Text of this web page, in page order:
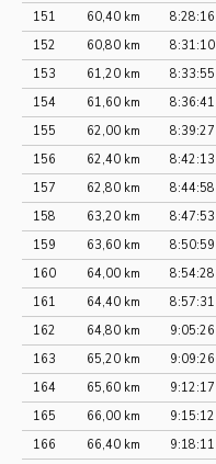
151
60,40 km 8:28:16
152
60,80 km 8:31:10
153
61,20 km 8:33:55
154
61,60 km 8:36:41
155
62,00 km 8:39:27
156
62,40 km 8:42:13
157
62,80 km 8:44:58
158
63,20 km 8:47:53
159
63,60 km 8:50:59
160
64,00 km 8:54:28
161
64,40 km 8:57:31
162
64,80 km 9:05:26
163
65,20 km 9:09:26
164
65,60 km 9:12:17
165
66,00 km 9:15:12
166
66,40 km 9:18:11